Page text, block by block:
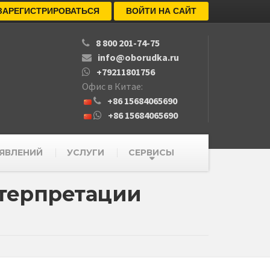
ВОЙТИ НА САЙТ
8 800 201-74-75
info@oborudka.ru
+79211801756
Офис в Китае:
+86 15684065690
+86 15684065690
УСЛУГИ СЕРВИСЫ